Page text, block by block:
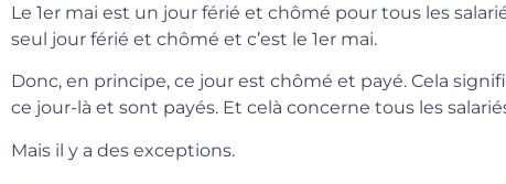
Le 1er mai est un jour férié et chômé pour tous les
seul jour férié et chômé et c’est le 1er mai.
Donc, en principe, ce jour est chômé et payé. Cela
ce jour-là et sont payés. Et celà concerne tous les
Mais il y a des exceptions.